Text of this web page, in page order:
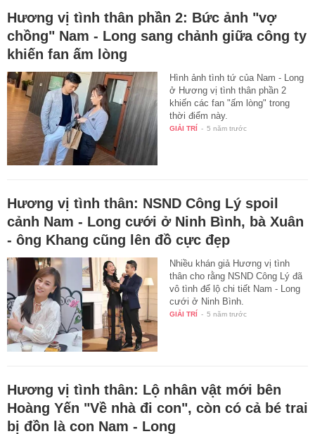
Hương vị tình thân phần 2: Bức ảnh "vợ
chồng" Nam - Long sang chảnh giữa công ty
khiến fan ấm lòng
Hình ảnh tình tứ của Nam - Long
ở Hương vị tình thân phần 2
khiến các fan "ấm lòng" trong
thời điểm này.
GIẢI TRÍ - 5 năm trước
Hương vị tình thân: NSND Công Lý spoil
cảnh Nam - Long cưới ở Ninh Bình, bà Xuân
- ông Khang cũng lên đồ cực đẹp
Nhiều khán giả Hương vị tình
thân cho rằng NSND Công Lý đã
vô tình để lộ chi tiết Nam - Long
cưới ở Ninh Bình.
GIẢI TRÍ - 5 năm trước
Hương vị tình thân: Lộ nhân vật mới bên
Hoàng Yến "Về nhà đi con", còn có cả bé trai
bị đồn là con Nam - Long